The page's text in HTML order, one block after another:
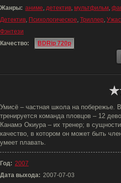
Жанры: аниме, детектив, мультфильм,
Детектив, Психологическое, Триллер,
Фэнтези
Качество:
BDRip 720p
Умисё – частная школа на побережье.
тренируется команда пловцов – 12
Канамэ Окиура – их тренер; в
качество, в котором он может быть
умеет плавать.
Год: 2007
Дата выхода: 2007-07-03